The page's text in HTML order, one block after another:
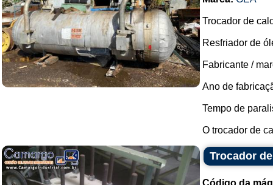
Trocador de
Resfriador de
Fabricante /
Ano de
Tempo de
O trocador de
Trocador
Código da